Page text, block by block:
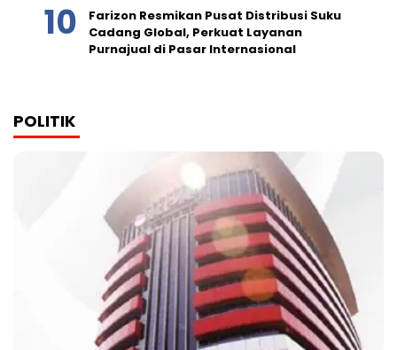
Farizon Resmikan Pusat Distribusi Suku
Cadang Global, Perkuat Layanan
Purnajual di Pasar Internasional
POLITIK